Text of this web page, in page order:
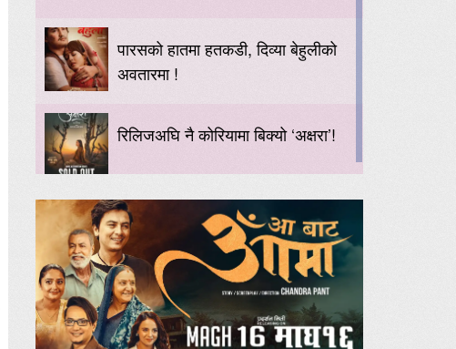
पारसको हातमा हतकडी, दिव्या बेहुलीको
अवतारमा !
रिलिजअघि नै कोरियामा बिक्यो ‘अक्षरा’!